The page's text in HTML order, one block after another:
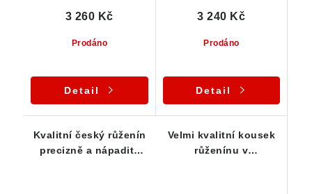
Prodáno
3 260 Kč
Detail
Prodáno
3 240 Kč
Detail
Kvalitní český růženín
precizně a nápaditě
Velmi kvalitní kousek
růženínu v